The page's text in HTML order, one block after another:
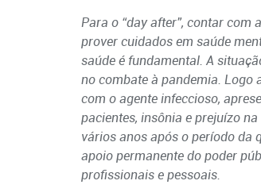
Para o “day after”, contar
prover cuidados em saúde
saúde é fundamental. A
no combate à pandemia. Logo
com o agente infeccioso,
pacientes, insônia e prejuízo
vários anos após o período da
apoio permanente do poder
profissionais e pessoais.